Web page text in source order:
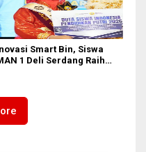
Smart Bin, Siswa
1 Deli Serdang Raih